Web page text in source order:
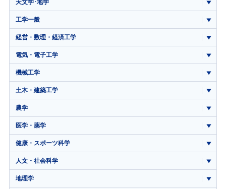
天文学･地学
工学一般
経営・数理・経済工学
電気・電子工学
機械工学
土木・建築工学
農学
医学・薬学
健康・スポーツ科学
人文・社会科学
地理学